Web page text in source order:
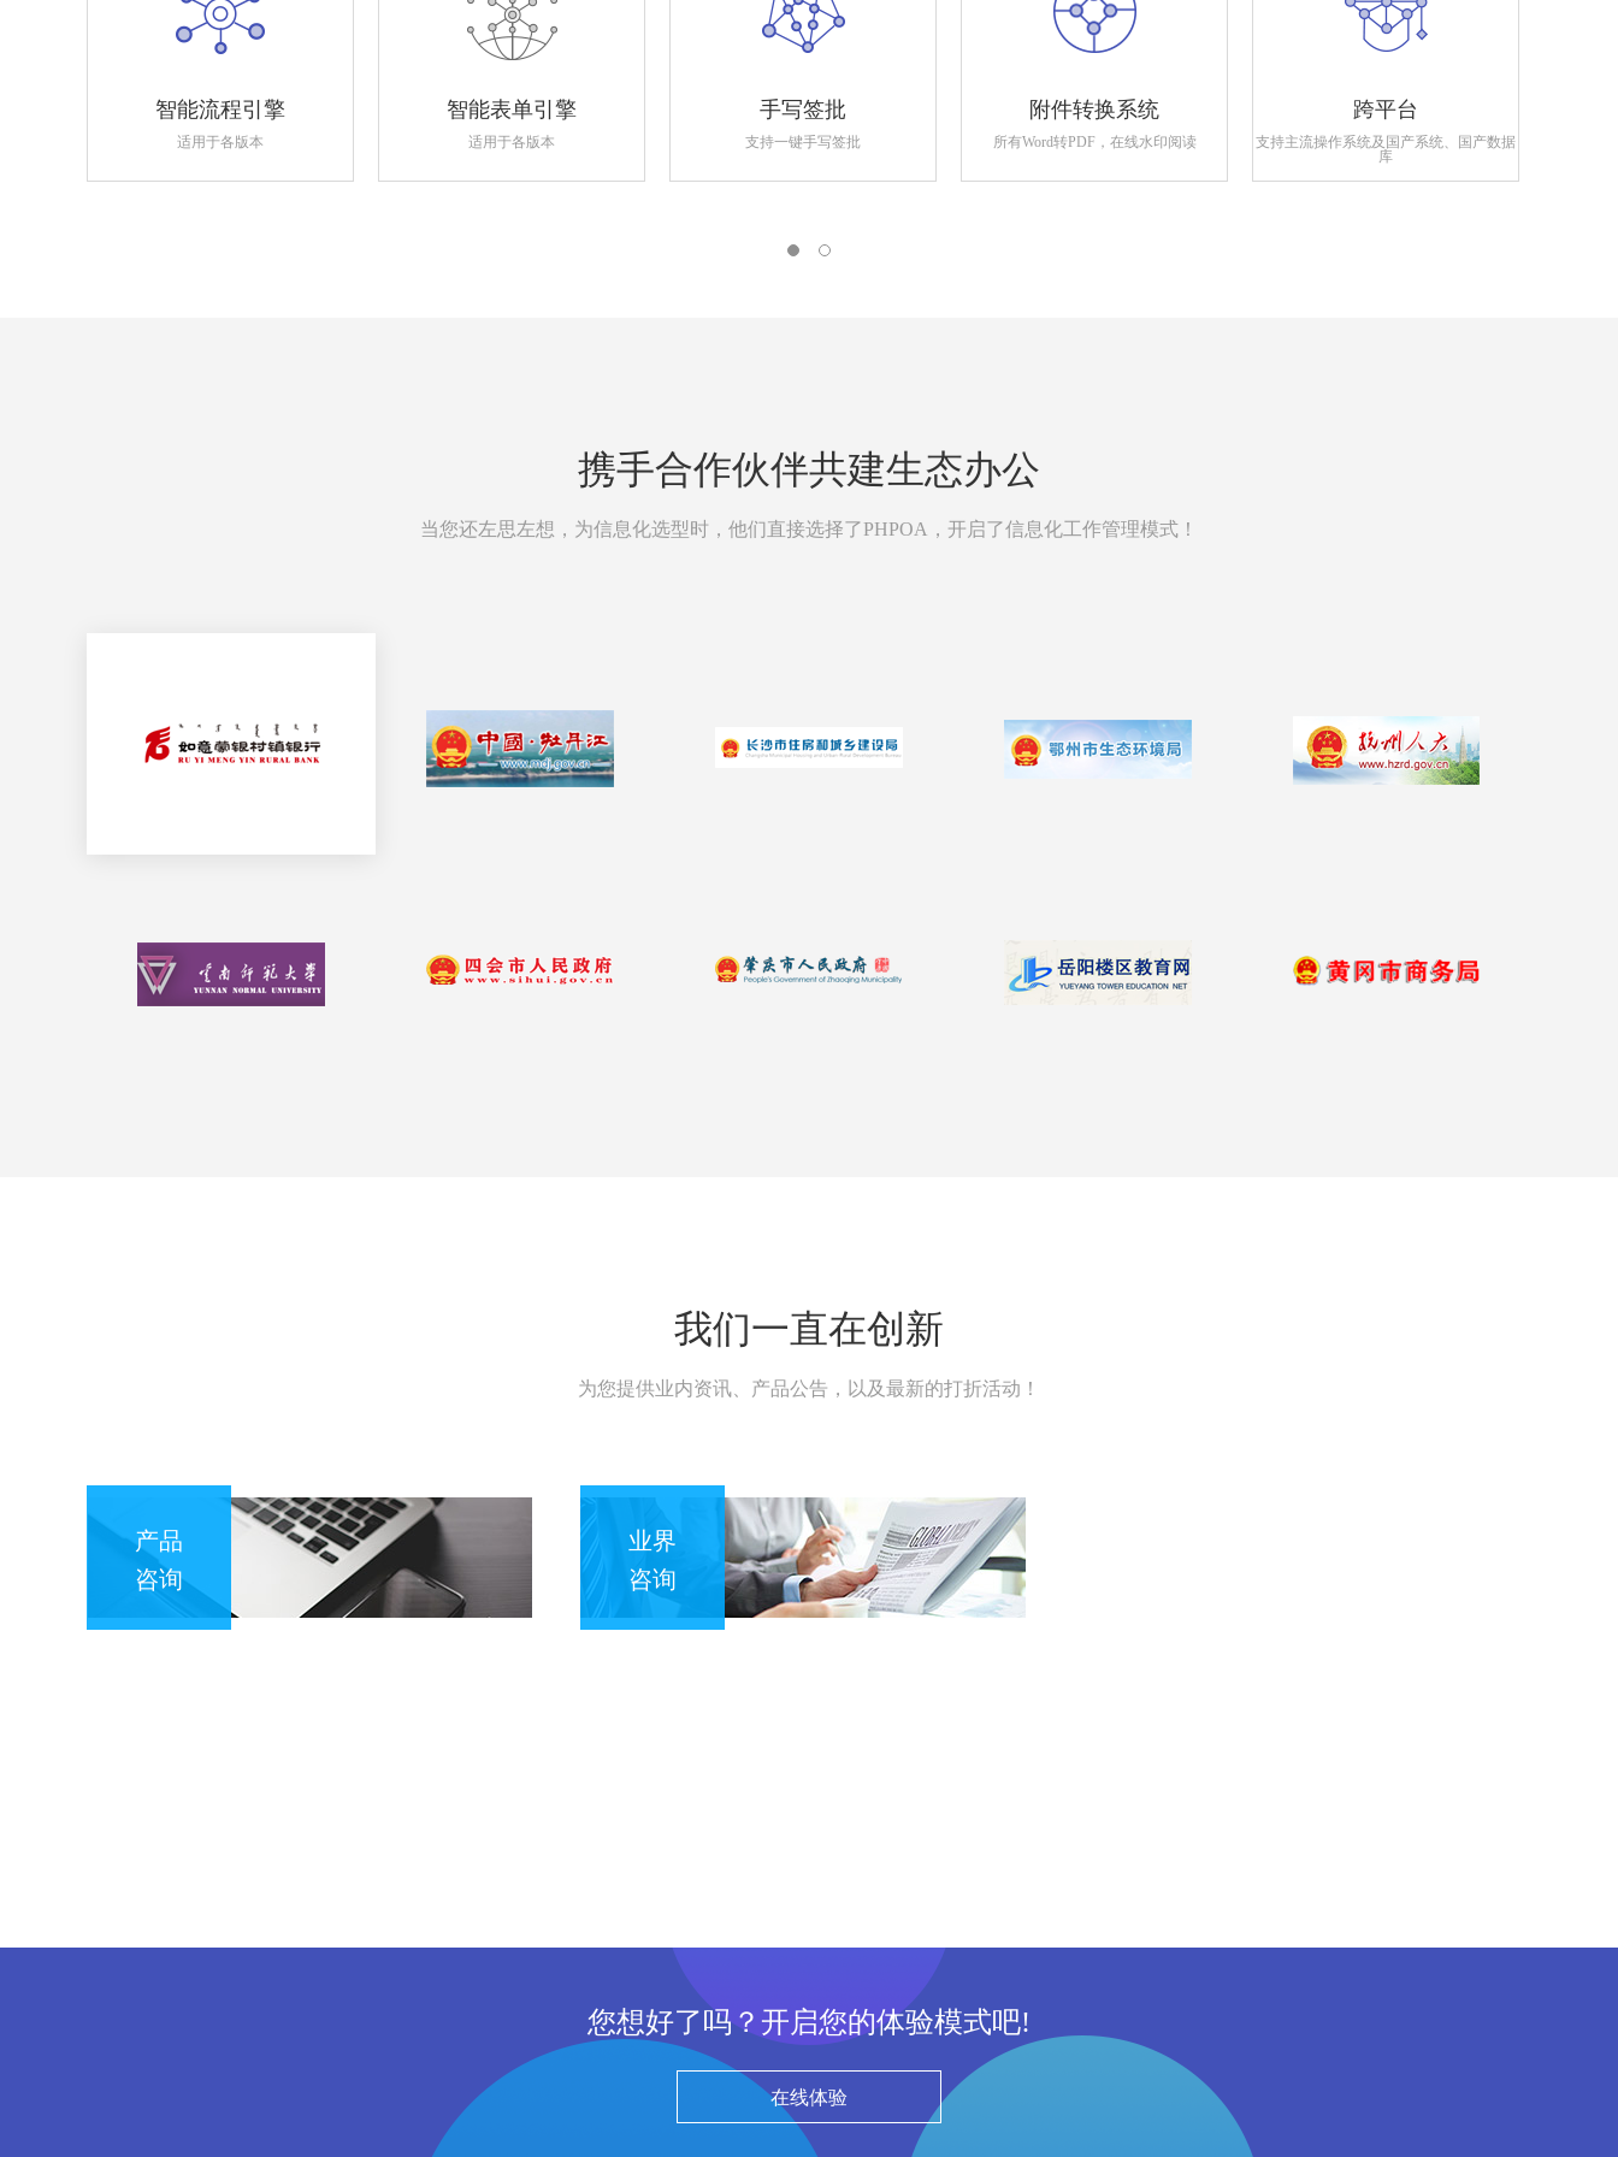
智能流程引擎
适用于各版本
智能表单引擎
适用于各版本
手写签批
支持一键手写签批
附件转换系统
所有Word转PDF，在线水印阅读
跨平台
支持主流操作系统及国产系统、国产数据
库
携手合作伙伴共建生态办公
当您还左思左想，为信息化选型时，他们直接选择了PHPOA，开启了信息化工作管理模式！
我们一直在创新
为您提供业内资讯、产品公告，以及最新的打折活动！
产品
咨询
业界
咨询
您想好了吗？开启您的体验模式吧!
在线体验